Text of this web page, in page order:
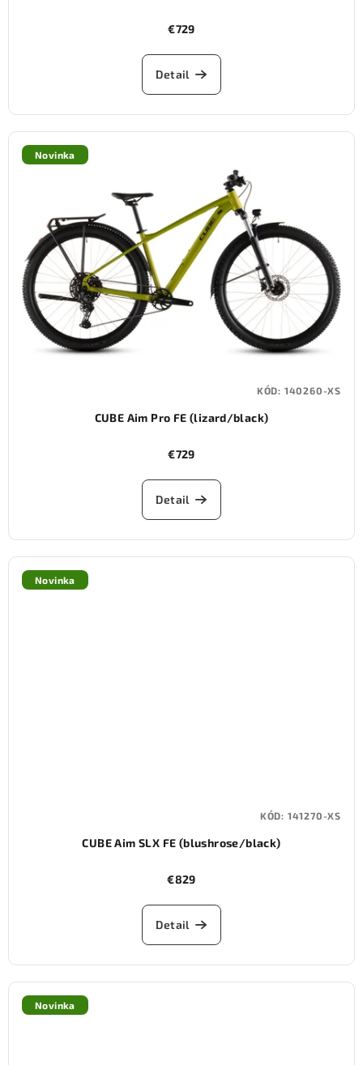
€729
Detail
Novinka
CUBE Aim Pro FE (lizard/black)
€729
Detail
KÓD: 140260-XS
Novinka
CUBE Aim SLX FE (blushrose/black)
€829
Detail
KÓD: 141270-XS
Novinka